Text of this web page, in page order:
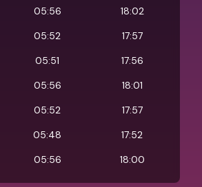
05:56
18:02
05:52
17:57
05:51
17:56
05:56
18:01
05:52
17:57
05:48
17:52
05:56 18:00